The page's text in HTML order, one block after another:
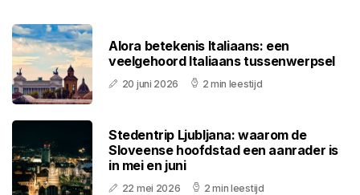
Alora betekenis Italiaans: een
veelgehoord Italiaans tussenwerpsel
20 juni 2026 2 min leestijd
Stedentrip Ljubljana: waarom de
Sloveense hoofdstad een aanrader is
in mei en juni
22 mei 2026 2 min leestijd